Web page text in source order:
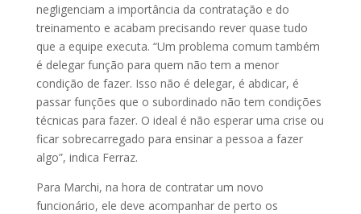
negligenciam a importância da contratação e do
treinamento e acabam precisando rever quase tudo
que a equipe executa. “Um problema comum também
é delegar função para quem não tem a menor
condição de fazer. Isso não é delegar, é abdicar, é
passar funções que o subordinado não tem condições
técnicas para fazer. O ideal é não esperar uma crise ou
ficar sobrecarregado para ensinar a pessoa a fazer
algo”, indica Ferraz.
Para Marchi, na hora de contratar um novo
funcionário, ele deve acompanhar de perto os